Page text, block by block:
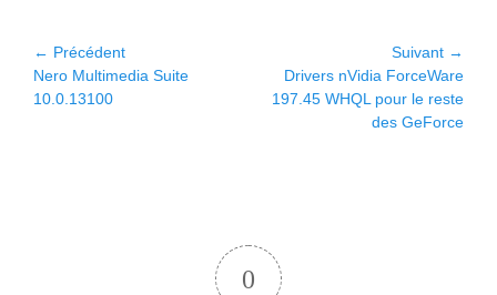
Navigation
de
l’article
← Précédent
Article
précédent :
Nero Multimedia Suite
10.0.13100
Suivant →
Article
suivant :
Drivers nVidia ForceWare
197.45 WHQL pour le reste
des GeForce
0